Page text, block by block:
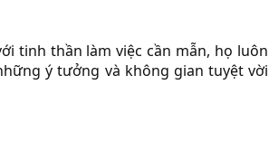
tinh thần làm việc cần mẫn, họ luôn
ý tưởng và không gian tuyệt vời